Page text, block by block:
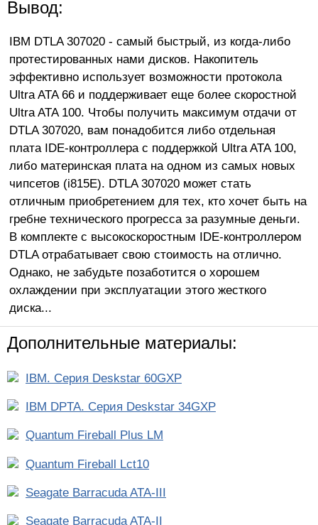
Вывод:
IBM DTLA 307020 - самый быстрый, из когда-либо
протестированных нами дисков. Накопитель
эффективно использует возможности протокола
Ultra ATA 66 и поддерживает еще более скоростной
Ultra ATA 100. Чтобы получить максимум отдачи от
DTLA 307020, вам понадобится либо отдельная
плата IDE-контроллера с поддержкой Ultra ATA 100,
либо материнская плата на одном из самых новых
чипсетов (i815E). DTLA 307020 может стать
отличным приобретением для тех, кто хочет быть на
гребне технического прогресса за разумные деньги.
В комплекте с высокоскоростным IDE-контроллером
DTLA отрабатывает свою стоимость на отлично.
Однако, не забудьте позаботится о хорошем
охлаждении при эксплуатации этого жесткого
диска...
Дополнительные материалы:
IBM. Серия Deskstar 60GXP
IBM DPTA. Серия Deskstar 34GXP
Quantum Fireball Plus LM
Quantum Fireball Lct10
Seagate Barracuda ATA-III
Seagate Barracuda ATA-II